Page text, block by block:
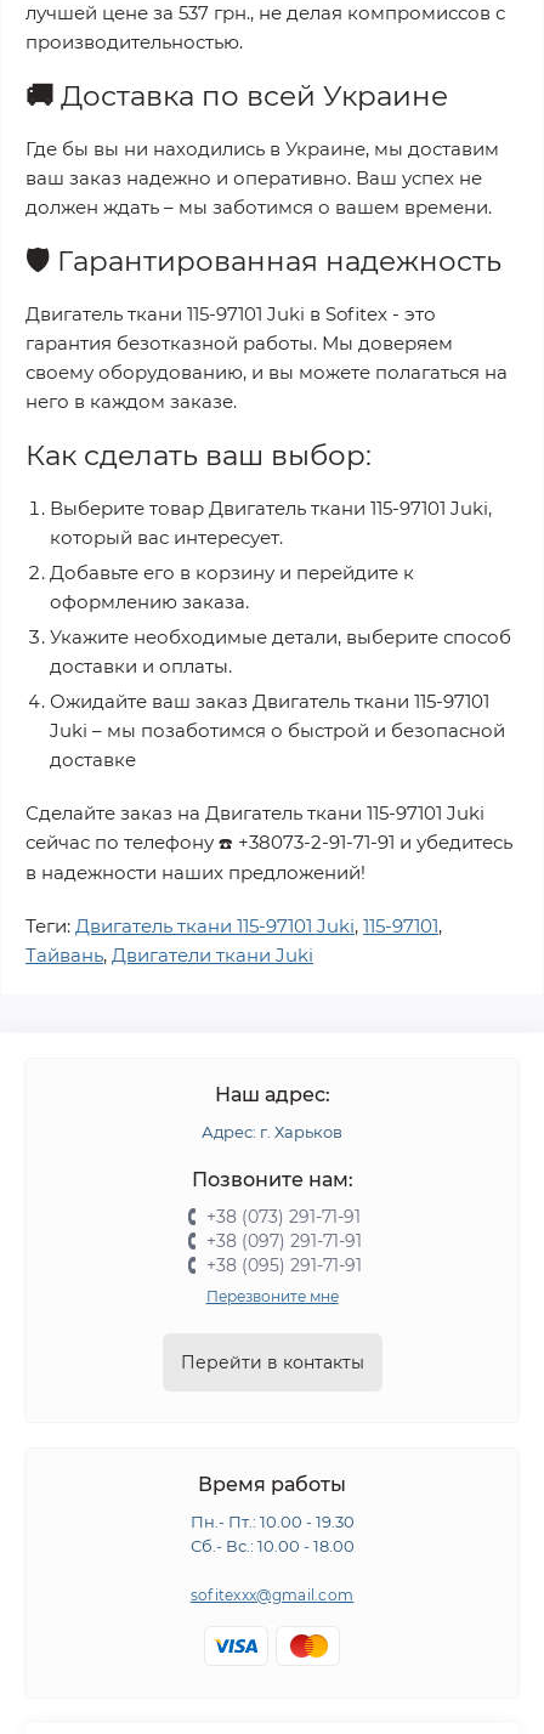
лучшей цене за 537 грн., не делая компромиссов с
производительностью.
🚚 Доставка по всей Украине
Где бы вы ни находились в Украине, мы доставим
ваш заказ надежно и оперативно. Ваш успех не
должен ждать – мы заботимся о вашем времени.
🛡️ Гарантированная надежность
Двигатель ткани 115-97101 Juki в Sofitex - это
гарантия безотказной работы. Мы доверяем
своему оборудованию, и вы можете полагаться на
него в каждом заказе.
Как сделать ваш выбор:
Выберите товар Двигатель ткани 115-97101 Juki,
который вас интересует.
Добавьте его в корзину и перейдите к
оформлению заказа.
Укажите необходимые детали, выберите способ
доставки и оплаты.
Ожидайте ваш заказ Двигатель ткани 115-97101
Juki – мы позаботимся о быстрой и безопасной
доставке
Сделайте заказ на Двигатель ткани 115-97101 Juki
сейчас по телефону ☎️ +38073-2-91-71-91 и убедитесь
в надежности наших предложений!
Теги: Двигатель ткани 115-97101 Juki, 115-97101,
Тайвань, Двигатели ткани Juki
Наш адрес:
Адрес: г. Харьков
Позвоните нам:
+38 (073) 291-71-91
+38 (097) 291-71-91
+38 (095) 291-71-91
Перезвоните мне
Перейти в контакты
Время работы
Пн.- Пт.: 10.00 - 19.30
Сб.- Вс.: 10.00 - 18.00
sofitexxx@gmail.com